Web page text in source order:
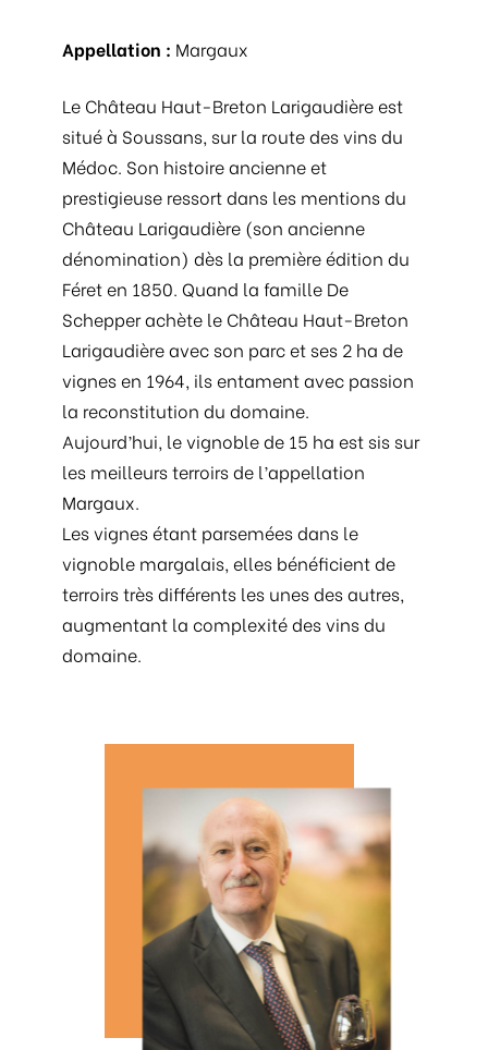
Appellation : Margaux
Le Château Haut-Breton Larigaudière est
situé à Soussans, sur la route des vins du
Médoc. Son histoire ancienne et
prestigieuse ressort dans les mentions du
Château Larigaudière (son ancienne
dénomination) dès la première édition du
Féret en 1850. Quand la famille De
Schepper achète le Château Haut-Breton
Larigaudière avec son parc et ses 2 ha de
vignes en 1964, ils entament avec passion
la reconstitution du domaine.
Aujourd’hui, le vignoble de 15 ha est sis sur
les meilleurs terroirs de l’appellation
Margaux.
Les vignes étant parsemées dans le
vignoble margalais, elles bénéficient de
terroirs très différents les unes des autres,
augmentant la complexité des vins du
domaine.